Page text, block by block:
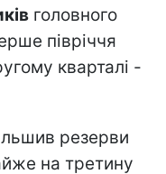
головного
півріччя
кварталі -
резерви
на третину